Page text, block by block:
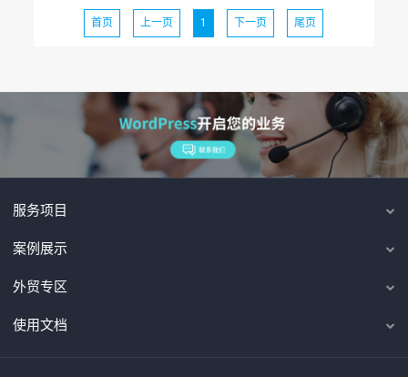
首页 上一页 1 下一页 尾页
服务项目
案例展示
外贸专区
使用文档